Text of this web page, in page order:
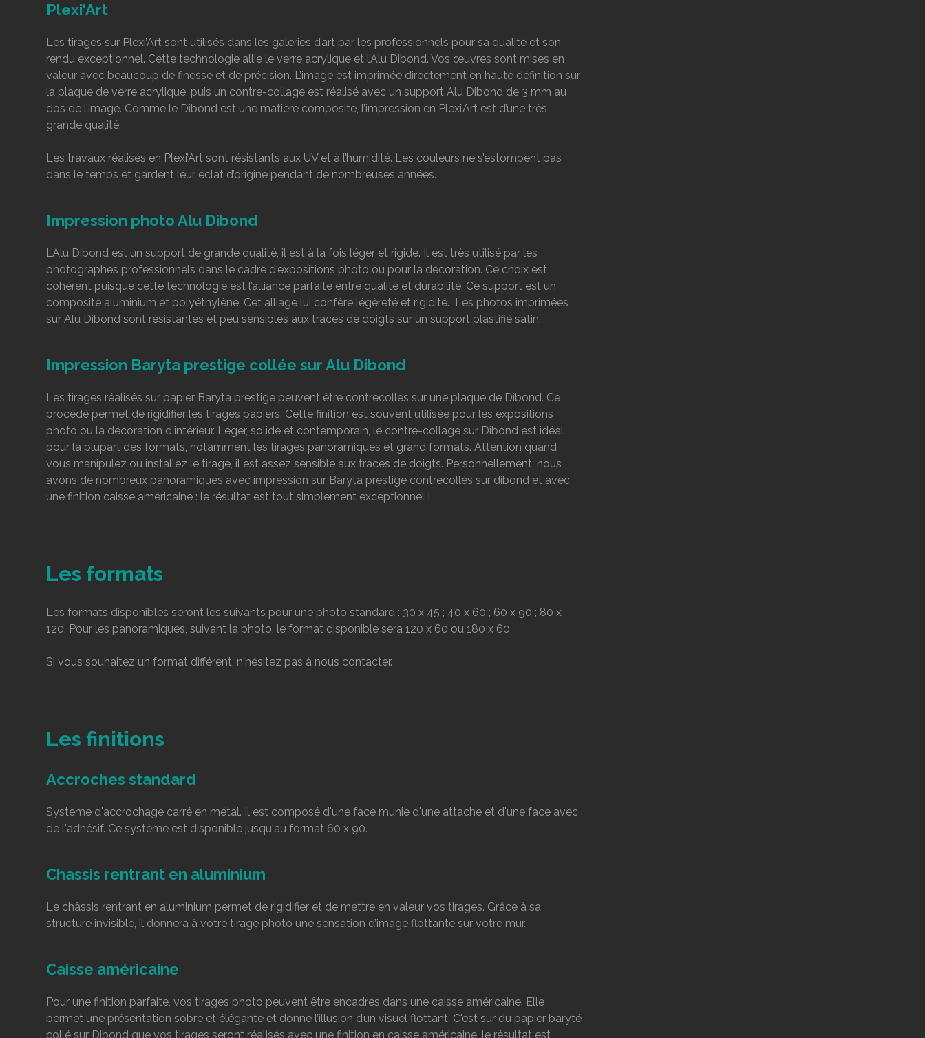
Plexi'Art
Les tirages sur Plexi’Art sont utilisés dans les galeries d’art par les professionnels pour sa qualité et son
rendu exceptionnel. Cette technologie allie le verre acrylique et l’Alu Dibond. Vos œuvres sont mises en
valeur avec beaucoup de finesse et de précision. L’image est imprimée directement en haute définition sur
la plaque de verre acrylique, puis un contre-collage est réalisé avec un support Alu Dibond de 3 mm au
dos de l’image. Comme le Dibond est une matière composite, l’impression en Plexi’Art est d’une très
grande qualité.
Les travaux réalisés en Plexi’Art sont résistants aux UV et à l’humidité. Les couleurs ne s’estompent pas
dans le temps et gardent leur éclat d’origine pendant de nombreuses années.
Impression photo Alu Dibond
L’Alu Dibond est un support de grande qualité, il est à la fois léger et rigide. Il est très utilisé par les
photographes professionnels dans le cadre d'expositions photo ou pour la décoration. Ce choix est
cohérent puisque cette technologie est l’alliance parfaite entre qualité et durabilité. Ce support est un
composite aluminium et polyéthylène. Cet alliage lui confère légèreté et rigidité. Les photos imprimées
sur Alu Dibond sont résistantes et peu sensibles aux traces de doigts sur un support plastifié satin.
Impression Baryta prestige collée sur Alu Dibond
Les tirages réalisés sur papier Baryta prestige peuvent être contrecollés sur une plaque de Dibond. Ce
procédé permet de rigidifier les tirages papiers. Cette finition est souvent utilisée pour les expositions
photo ou la décoration d'intérieur. Léger, solide et contemporain, le contre-collage sur Dibond est idéal
pour la plupart des formats, notamment les tirages panoramiques et grand formats. Attention quand
vous manipulez ou installez le tirage, il est assez sensible aux traces de doigts. Personnellement, nous
avons de nombreux panoramiques avec impression sur Baryta prestige contrecollés sur dibond et avec
une finition caisse américaine : le résultat est tout simplement exceptionnel !
Les formats
Les formats disponibles seront les suivants pour une photo standard : 30 x 45 ; 40 x 60 ; 60 x 90 ; 80 x
120. Pour les panoramiques, suivant la photo, le format disponible sera 120 x 60 ou 180 x 60
Si vous souhaitez un format différent, n'hésitez pas à nous contacter.
Les finitions
Accroches standard
Système d'accrochage carré en métal. Il est composé d'une face munie d'une attache et d'une face avec
de l'adhésif. Ce système est disponible jusqu'au format 60 x 90.
Chassis rentrant en aluminium
Le châssis rentrant en aluminium permet de rigidifier et de mettre en valeur vos tirages. Grâce à sa
structure invisible, il donnera à votre tirage photo une sensation d’image flottante sur votre mur.
Caisse américaine
Pour une finition parfaite, vos tirages photo peuvent être encadrés dans une caisse américaine. Elle
permet une présentation sobre et élégante et donne l’illusion d’un visuel flottant. C'est sur du papier baryté
collé sur Dibond que vos tirages seront réalisés avec une finition en caisse américaine, le résultat est